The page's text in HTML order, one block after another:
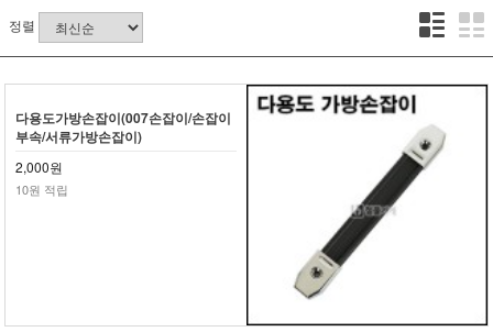
정렬
다용도가방손잡이(007손잡이/손잡이
부속/서류가방손잡이)
2,000원
10원 적립